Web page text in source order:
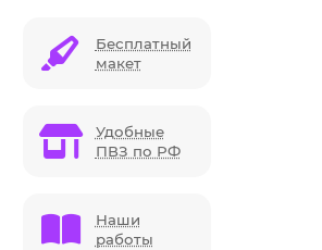
Бесплатный
макет
Удобные
ПВЗ по РФ
Наши
работы